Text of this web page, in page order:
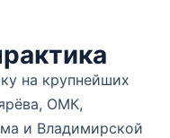
на крупнейших
ОМК,
и Владимирской